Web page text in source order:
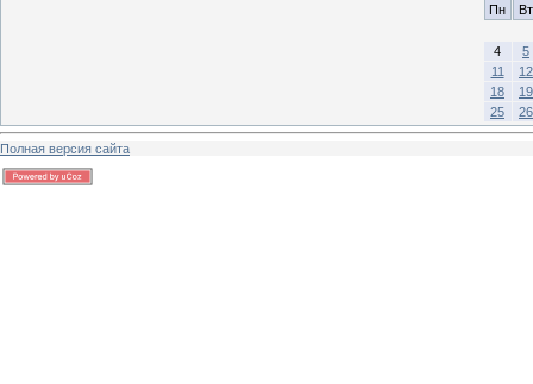
Пн
Вт
4
5
11
12
18
19
25
26
Полная версия сайта